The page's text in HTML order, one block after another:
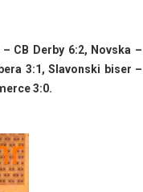
CB Derby 6:2, Novska –
3:1, Slavonski biser –
3:0.